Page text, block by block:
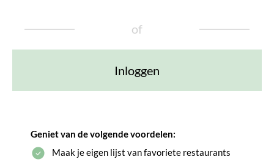
of
Inloggen
Geniet van de volgende voordelen:
Maak je eigen lijst van favoriete restaurants